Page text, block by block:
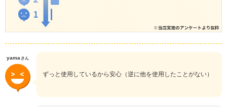
yama さん
ずっと使用しているから安心（逆に他を使用したことがない）